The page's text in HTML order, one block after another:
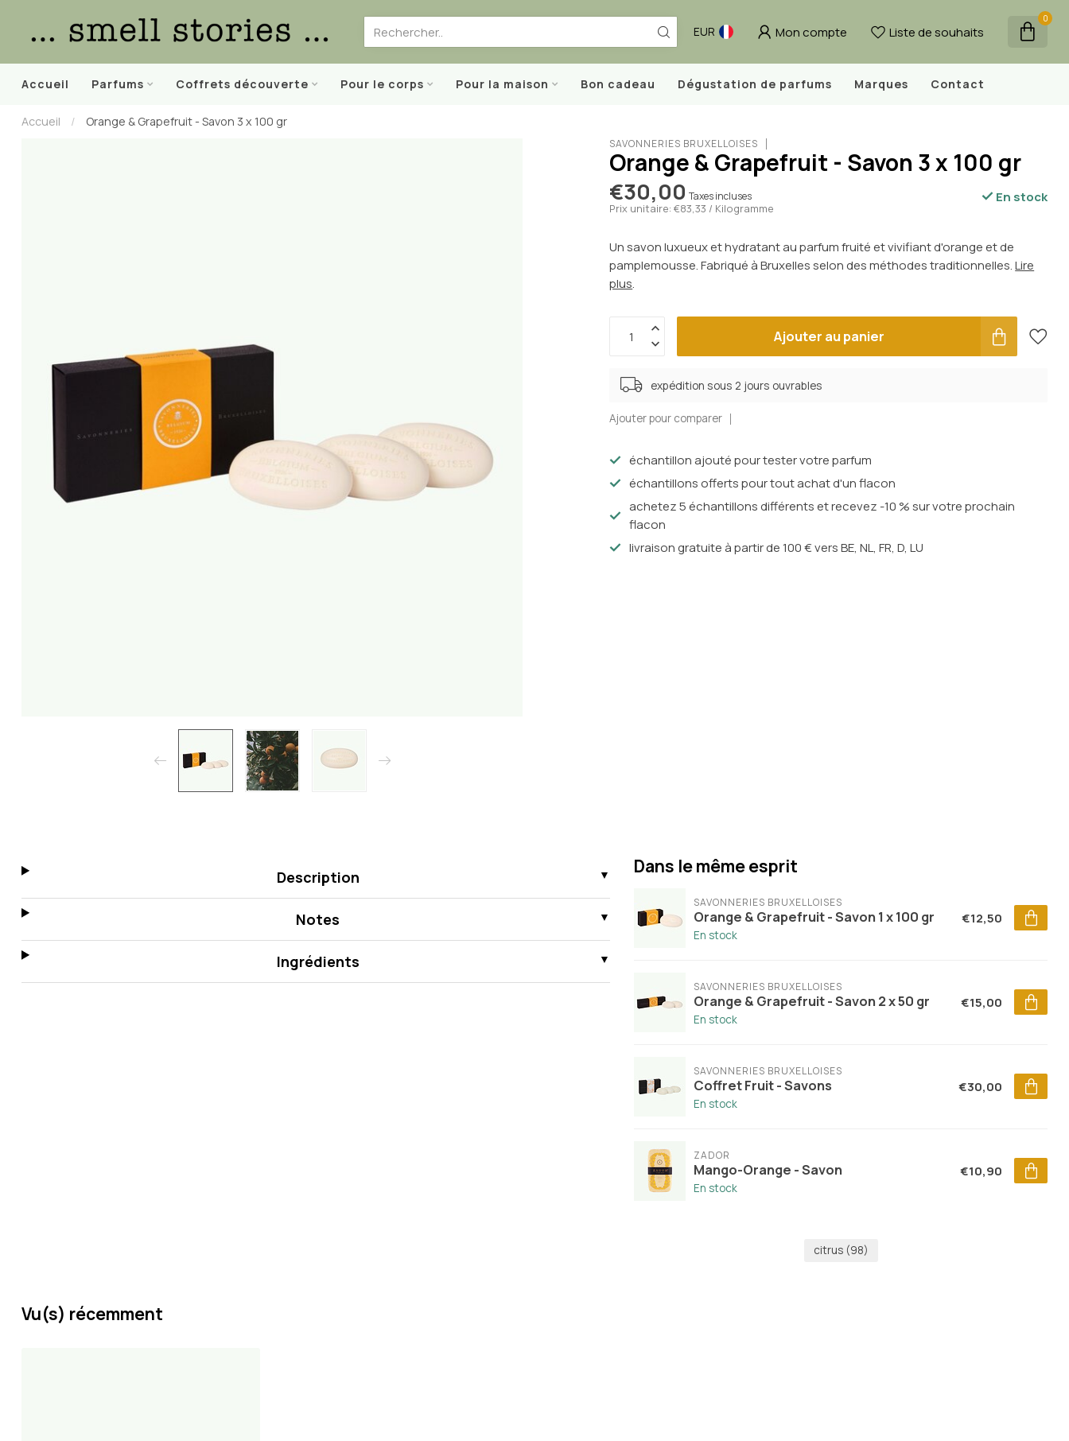
EUR Mon compte Liste de souhaits
0
Accueil Parfums Coffrets découverte Pour le corps Pour la maison Bon cadeau Dégustation de parfums Marques Contact
Accueil / Orange & Grapefruit - Savon 3 x 100 gr
SAVONNERIES BRUXELLOISES
Orange & Grapefruit - Savon 3 x 100 gr
€30,00 Taxes incluses
Prix unitaire: €83,33 / Kilogramme
En stock
Un savon luxueux et hydratant au parfum fruité et vivifiant d'orange et de
pamplemousse. Fabriqué à Bruxelles selon des méthodes traditionnelles.Lire
plus.
Ajouter au panier
expédition sous 2 jours ouvrables
Ajouter pour comparer
échantillon ajouté pour tester votre parfum
échantillons offerts pour tout achat d'un flacon
achetez 5 échantillons différents et recevez -10 % sur votre prochain
flacon
livraison gratuite à partir de 100 € vers BE, NL, FR, D, LU
Description
Notes
Ingrédients
Dans le même esprit
SAVONNERIES BRUXELLOISES
Orange & Grapefruit - Savon 1 x 100 gr
En stock
€12,50
SAVONNERIES BRUXELLOISES
Orange & Grapefruit - Savon 2 x 50 gr
En stock
€15,00
SAVONNERIES BRUXELLOISES
Coffret Fruit - Savons
En stock
€30,00
ZADOR
Mango-Orange - Savon
En stock
€10,90
citrus (98)
Vu(s) récemment